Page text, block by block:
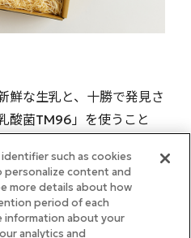
鮮な生乳と、十勝で発見さ
酸菌TM96」を使うこと
製造方法によって仕上がり
牧場が目指したのは「濃厚
ーグルト。濃厚でありなが
の地元産の乳酸菌にあるの
such as cookies
content and
more details about how
period of each
information about your
analytics and